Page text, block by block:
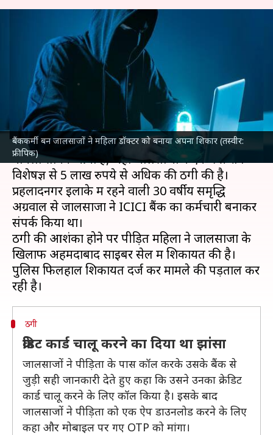
बैंककर्मी बन जालसाजों ने महिला डॉक्टर को बनाया अपना शिकार (तस्वीर:
फ्रीपिक)
बैंककर्मी बन साइबर जालसाजों ने
महिला डॉक्टर को बनाया अपना
शिकार, ठग लिए 5 लाख रुपये
बिश्वजीत कुमार Jun 28, 2024 01:06 pm
क्या है खबर?
गुजरात केअहमदाबादसेसाइबर अपराधका एक नया
मामला सामने आया है, जहां जालसाजों ने एक स्त्री रोग
विशेषज्ञ से 5 लाख रुपये से अधिक की ठगी की है।
प्रहलादनगर इलाके में रहने वाली 30 वर्षीय समृद्धि
अग्रवाल से जालसाजों ने ICICI बैंक का कर्मचारी बनाकर
संपर्क किया था।
ठगी की आशंका होने पर पीड़ित महिला ने जालसाजों के
खिलाफ अहमदाबाद साइबर सेल में शिकायत की है।
पुलिस फिलहाल शिकायत दर्ज कर मामले की पड़ताल कर
ठगी
क्रेडिट कार्ड चालू करने का दिया था झांसा
जालसाजों ने पीड़िता के पास कॉल करके उसके बैंक से
जुड़ी सही जानकारी देते हुए कहा कि उसने उनका क्रेडिट
कार्ड चालू करने के लिए कॉल किया है। इसके बाद
जालसाजों ने पीड़िता को एक ऐप डाउनलोड करने के लिए
कहा और मोबाइल पर गए OTP को मांगा।